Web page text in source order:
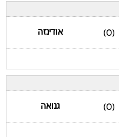
(0) אודינזה
(0) גנואה